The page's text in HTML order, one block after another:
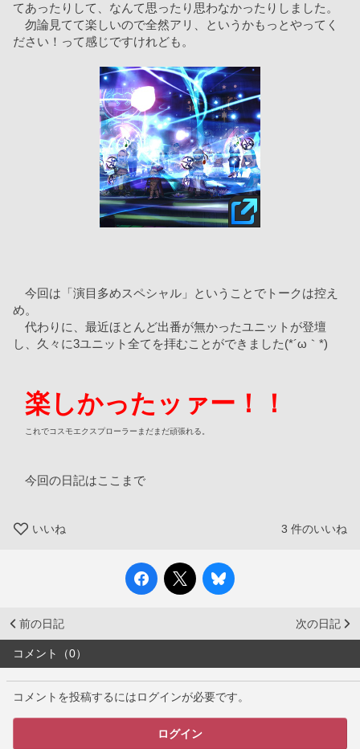
てあったりして、なんて思ったり思わなかったりしました。
勿論見てて楽しいので全然アリ、というかもっとやってく
ださい！って感じですけれども。
今回は「演目多めスペシャル」ということでトークは控え
め。
代わりに、最近ほとんど出番が無かったユニットが登壇
し、久々に3ユニット全てを拝むことができました(*´ω｀*)
楽しかったッァー！！
これでコスモエクスプローラーまだまだ頑張れる。
今回の日記はここまで
いいね 3 件のいいね
前の日記 次の日記
コメント（0）
コメントを投稿するにはログインが必要です。
ログイン